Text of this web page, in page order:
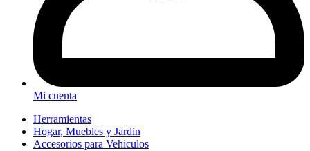
Mi cuenta
Herramientas
Hogar, Muebles y Jardin
Accesorios para Vehiculos